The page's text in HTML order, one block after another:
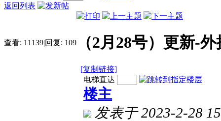
返回列表
查看: 11139|回复: 109 （2月28号）更新-
[复制链接]
电梯直达
楼主
发表于 2023-2-28